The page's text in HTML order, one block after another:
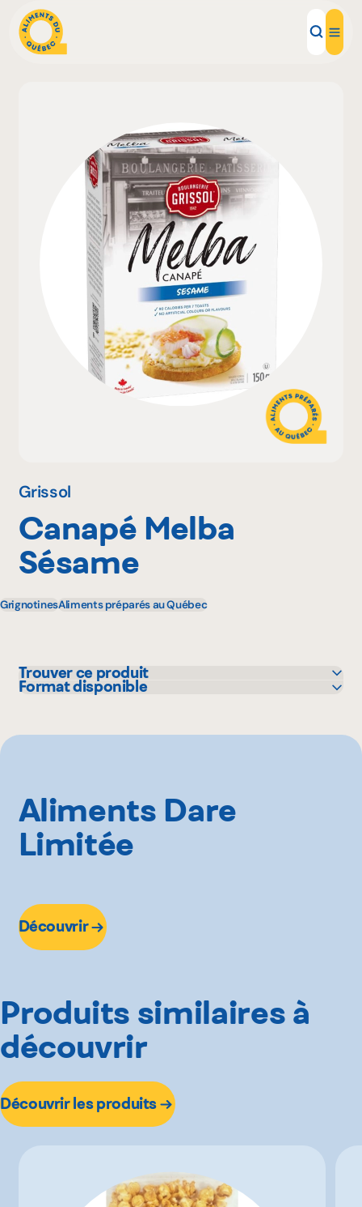
Aliments d'ici
Recettes
Inspirations d'ici
Restaurants
Institutions
À propos
Grissol
Canapé Melba
Sésame
GrignotinesAliments préparés au Québec
Trouver ce produit
Walmart
Format disponible
Aliments Dare
Limitée
Découvrir
Produits similaires à
découvrir
Découvrir les produits